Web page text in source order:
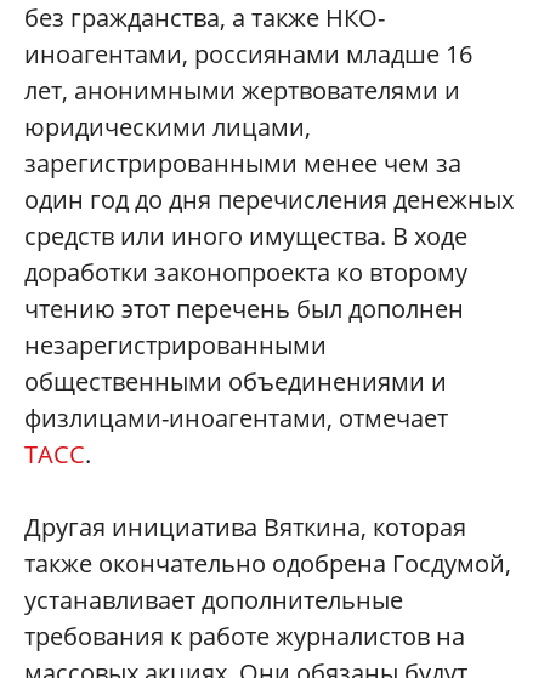
без гражданства, а также НКО-
иноагентами, россиянами младше 16
лет, анонимными жертвователями и
юридическими лицами,
зарегистрированными менее чем за
один год до дня перечисления денежных
средств или иного имущества. В ходе
доработки законопроекта ко второму
чтению этот перечень был дополнен
незарегистрированными
общественными объединениями и
физлицами-иноагентами, отмечает
ТАСС.
Другая инициатива Вяткина, которая
также окончательно одобрена Госдумой,
устанавливает дополнительные
требования к работе журналистов на